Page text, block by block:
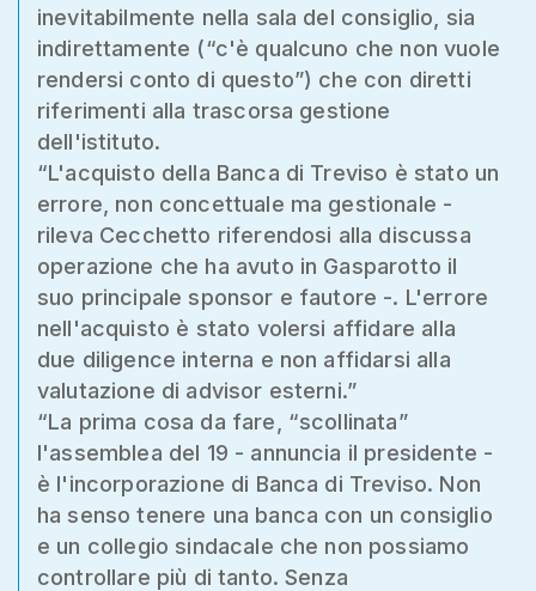
inevitabilmente nella sala del consiglio, sia
indirettamente (“c'è qualcuno che non vuole
rendersi conto di questo”) che con diretti
riferimenti alla trascorsa gestione
dell'istituto.
“L'acquisto della Banca di Treviso è stato un
errore, non concettuale ma gestionale -
rileva Cecchetto riferendosi alla discussa
operazione che ha avuto in Gasparotto il
suo principale sponsor e fautore -. L'errore
nell'acquisto è stato volersi affidare alla
due diligence interna e non affidarsi alla
valutazione di advisor esterni.”
“La prima cosa da fare, “scollinata”
l'assemblea del 19 - annuncia il presidente -
è l'incorporazione di Banca di Treviso. Non
ha senso tenere una banca con un consiglio
e un collegio sindacale che non possiamo
controllare più di tanto. Senza